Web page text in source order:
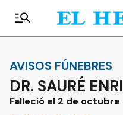
AVISOS FÚNEBRES
DR. SAURÉ
Falleció el 2 de